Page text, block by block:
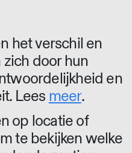
het verschil en
door hun
en
Lees meer.
op locatie of
te bekijken welke